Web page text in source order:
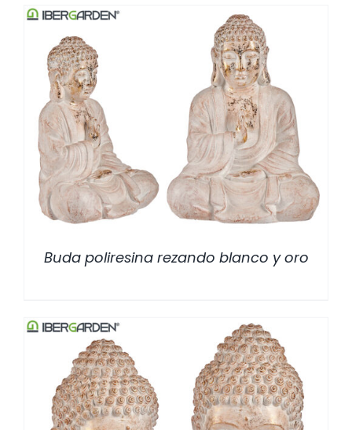
DETALLES
Buda poliresina rezando blanco y oro